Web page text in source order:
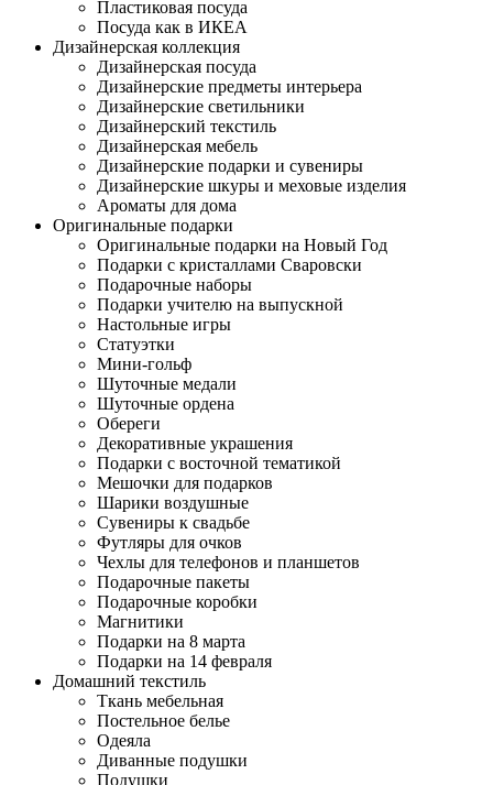
Пластиковая посуда
Посуда как в ИКЕА
Дизайнерская коллекция
Дизайнерская посуда
Дизайнерские предметы интерьера
Дизайнерские светильники
Дизайнерский текстиль
Дизайнерская мебель
Дизайнерские подарки и сувениры
Дизайнерские шкуры и меховые изделия
Ароматы для дома
Оригинальные подарки
Оригинальные подарки на Новый Год
Подарки с кристаллами Сваровски
Подарочные наборы
Подарки учителю на выпускной
Настольные игры
Статуэтки
Мини-гольф
Шуточные медали
Шуточные ордена
Обереги
Декоративные украшения
Подарки с восточной тематикой
Мешочки для подарков
Шарики воздушные
Сувениры к свадьбе
Футляры для очков
Чехлы для телефонов и планшетов
Подарочные пакеты
Подарочные коробки
Магнитики
Подарки на 8 марта
Подарки на 14 февраля
Домашний текстиль
Ткань мебельная
Постельное белье
Одеяла
Диванные подушки
Подушки